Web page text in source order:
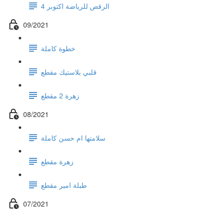
الرقص للرياضة اكتوبر 4
09/2021
خطوة كاملة
قلبي بلاستيك مقطع
زهرة 2 مقطع
08/2021
سلامتها ام حسن كاملة
زهرة مقطع
طبلة امير مقطع
07/2021